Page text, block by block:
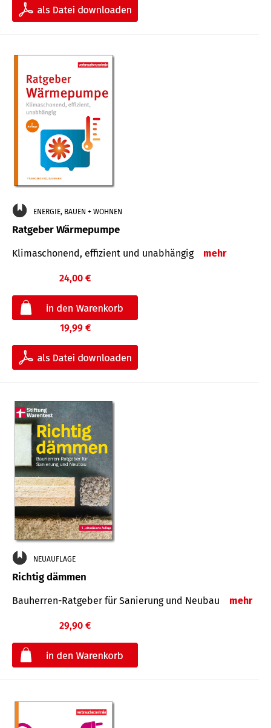
ENERGIE, BAUEN + WOHNEN
Ratgeber Wärmepumpe
Klimaschonend, effizient und unabhängig mehr
24,00 €
19,99 €
NEUAUFLAGE
Richtig dämmen
Bauherren-Ratgeber für Sanierung und Neubau mehr
29,90 €